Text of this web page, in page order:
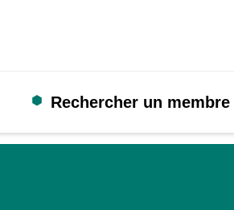
Rechercher un membre